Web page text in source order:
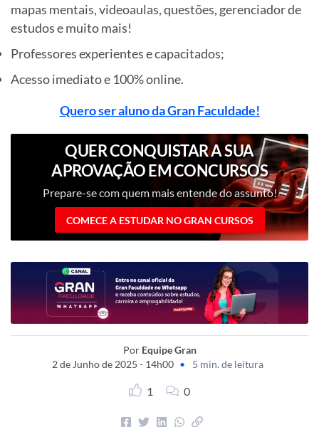
mapas mentais, videoaulas, questões, gerenciador de
estudos e muito mais!
Professores experientes e capacitados;
Acesso imediato e 100% online.
Quero ser aluno da Gran Faculdade!
QUER CONQUISTAR A SUA
APROVAÇÃO EM CONCURSOS
PÚBLICOS?
Prepare-se com quem mais entende do assunto!
COMECE A ESTUDAR NO GRAN CURSOS
Por Equipe Gran
2 de Junho de 2025 - 14h00 • 5 min. de leitura
1 0